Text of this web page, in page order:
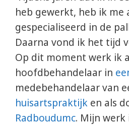
heb gewerkt, heb ik me
gespecialiseerd in de
Daarna vond ik het tijd
Op dit moment werk ik
hoofdbehandelaar in
medebehandelaar van
huisartspraktijk en als
Radboudumc. Mijn werk